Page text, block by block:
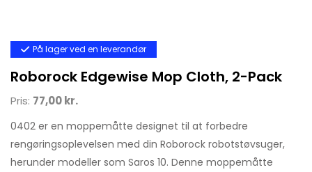
På lager ved en leverandør
Roborock Edgewise Mop Cloth, 2-Pack
Pris: 77,00 kr.
0402 er en moppemåtte designet til at forbedre
rengøringsoplevelsen med din Roborock robotstøvsuger,
herunder modeller som Saros 10. Denne moppemåtte